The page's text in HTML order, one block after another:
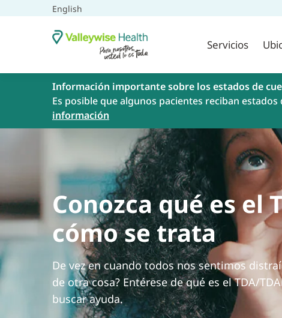
English
Servicios
Información importante sobre los estados de
Es posible que algunos pacientes reciban
información
Conozca qué es el
cómo se trata
De vez en cuando todos nos sentimos
de otra cosa? Entérese de qué es el TDA/
buscar ayuda.